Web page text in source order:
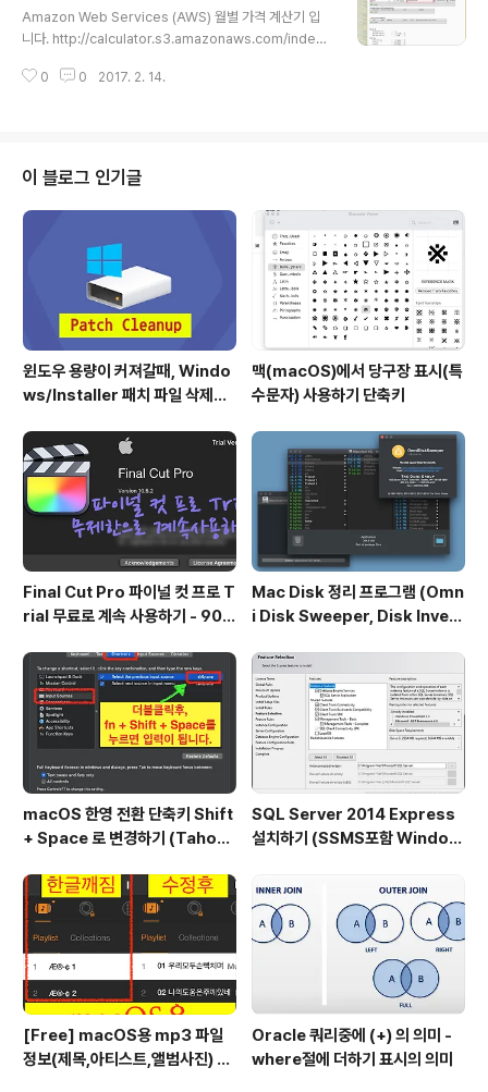
리소스를 모니터링하는 빈도사용할 모니터링 도구모니터링 작업을 수행할 사람
문제 발생 시 알려야 할 대상다음 단계에서는 다양한 시간과 다양..
Amazon Web Services (AWS) 월별 가격 계산기 입
니다. http://calculator.s3.amazonaws.com/index.
와 같이 항목들은 왼쪽 메뉴에 있습니다. [팁]미국 서부 지
곤(us-west-2)를 사용하는데, 크게 속도차이를 느끼지는
못하는 것 같습니다. (캘리포니아나, 오레곤이나 속도 차이
가 크지 않습니다.)미국 서부지역 서비스라면, 오레곤(us-
west-2)를 추천합니다. (참고)EC2의 프리터어 스토리지
는 30GB이고..
0 0 2017. 2. 14.
이 블로그 인기글
윈도우 용량이 커져갈때, Windo
ws/Installer 패치 파일 삭제하
맥(macOS)에서 당구장 표시(특
수문자) 사용하기 단축키
Final Cut Pro 파이널 컷 프로 T
rial 무료로 계속 사용하기 - 90일
ack)
Mac Disk 정리 프로그램 (Omn
i Disk Sweeper, Disk Invent
macOS 한영 전환 단축키 Shift
+ Space 로 변경하기 (Tahoe
가)
SQL Server 2014 Express
설치하기 (SSMS포함 Window
[Free] macOS용 mp3 파일
정보(제목,아티스트,앨범사진) 바
Oracle 쿼리중에 (+) 의 의미 -
where절에 더하기 표시의 의미